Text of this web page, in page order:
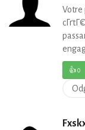
Votre
👍0